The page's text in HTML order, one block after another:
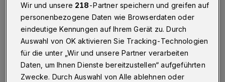
Naturschutz und gesellschaftliches Engagement
setzen: Mit dem Team „talbuddeln“ und unter fachlicher
Anleitung des Forstamts der Stadt Wuppertal werden
1.100 Linden und Esskastanien im Umfeld der
Ronsdorfer Talsperre gepflanzt.
Wir und unsere 218-Partner speichern und greifen auf
personenbezogene Daten wie Browserdaten oder
eindeutige Kennungen auf Ihrem Gerät zu. Durch
Auswahl von OK aktivieren Sie Tracking-Technologien
für die unter „Wir und unsere Partner verarbeiten
Daten, um Ihnen Dienste bereitzustellen“ aufgeführten
Zwecke. Durch Auswahl von Alle ablehnen oder